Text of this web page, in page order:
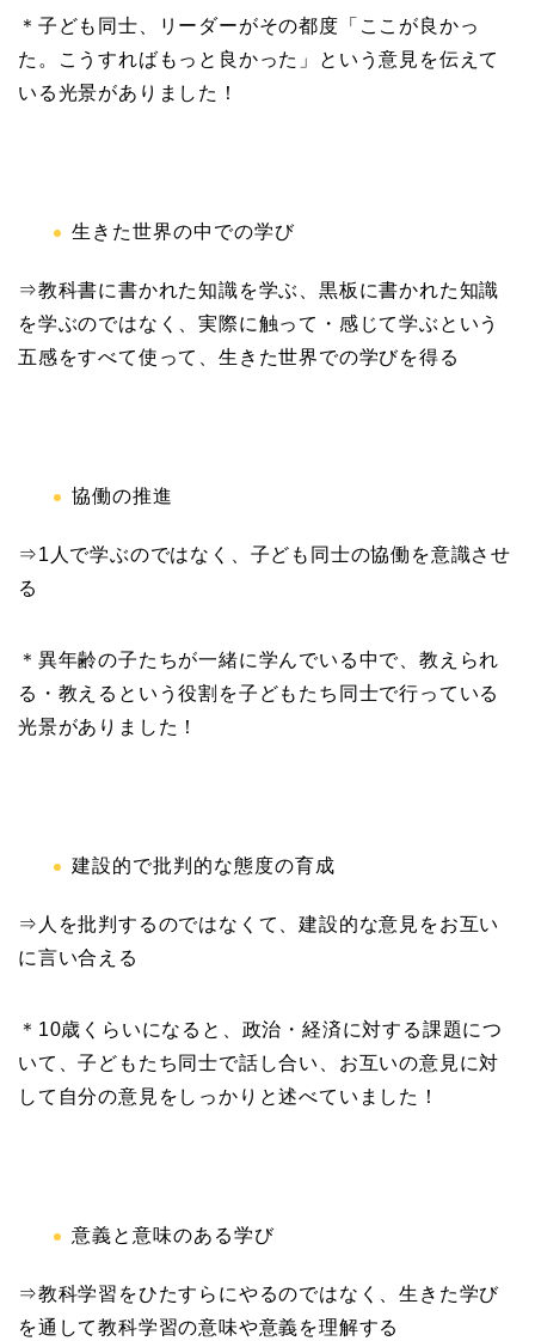
＊子ども同士、リーダーがその都度「ここが良かっ
た。こうすればもっと良かった」という意見を伝えて
いる光景がありました！
生きた世界の中での学び
⇒教科書に書かれた知識を学ぶ、黒板に書かれた知識
を学ぶのではなく、実際に触って・感じて学ぶという
五感をすべて使って、生きた世界での学びを得る
協働の推進
⇒1人で学ぶのではなく、子ども同士の協働を意識させ
る
＊異年齢の子たちが一緒に学んでいる中で、教えられ
る・教えるという役割を子どもたち同士で行っている
光景がありました！
建設的で批判的な態度の育成
⇒人を批判するのではなくて、建設的な意見をお互い
に言い合える
＊10歳くらいになると、政治・経済に対する課題につ
いて、子どもたち同士で話し合い、お互いの意見に対
して自分の意見をしっかりと述べていました！
意義と意味のある学び
⇒教科学習をひたすらにやるのではなく、生きた学び
を通して教科学習の意味や意義を理解する